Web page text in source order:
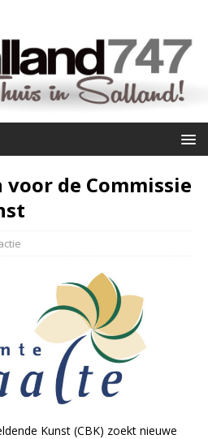
voor de Commissie
Kunst (CBK) zoekt nieuwe